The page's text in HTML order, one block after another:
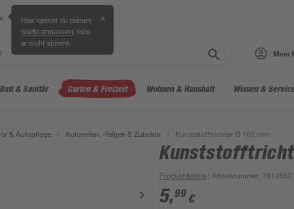
Hier kannst du deinen
Markt anpassen , falls
er nicht stimmt.
✕
Mein
Bad & Sanitär Garten & Freizeit Wohnen & Haushalt Wissen &
& Autopflege / Autoreifen, -felgen & Zubehör / Kunststofftrichter Ø 160 mm
Produktdetails | Artikelnummer: 1914650
5,99 €